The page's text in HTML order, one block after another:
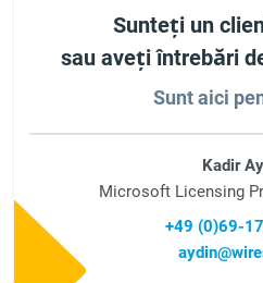
Sunteți un
sau aveți întrebări
Sunt aici
Kadir
Microsoft Licensing
+49 (0)69-